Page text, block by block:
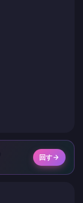
回す